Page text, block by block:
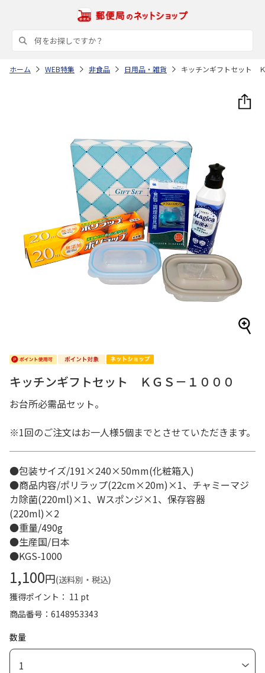
ホーム WEB特集 非食品 日用品・雑貨 キッチンギフトセット
キッチンギフトセット ＫＧＳ－１０００
お台所必需品セット。
※1回のご注文はお一人様5個までとさせていただきます。
●包装サイズ/191×240×50mm(化粧箱入)
●商品内容/ポリラップ(22cm×20m)×1、チャミーマジ
カ除菌(220ml)×1、Wスポンジ×1、保存容器
(220ml)×2
●重量/490g
●生産国/日本
●KGS-1000
1,100円(送料別・税込)
獲得ポイント： 11 pt
商品番号
6148953343
数量
1